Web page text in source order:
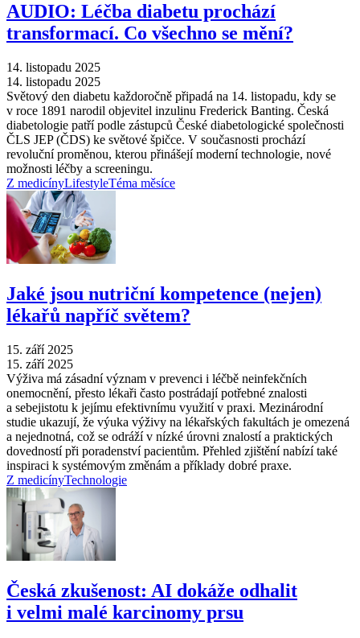
AUDIO: Léčba diabetu prochází
transformací. Co všechno se mění?
14. listopadu 2025
14. listopadu 2025
Světový den diabetu každoročně připadá na 14. listopadu, kdy se
v roce 1891 narodil objevitel inzulinu Frederick Banting. Česká
diabetologie patří podle zástupců České diabetologické společnosti
ČLS JEP (ČDS) ke světové špičce. V současnosti prochází
revoluční proměnou, kterou přinášejí moderní technologie, nové
možnosti léčby a screeningu.
Z medicínyLifestyleTéma měsíce
Jaké jsou nutriční kompetence (nejen)
lékařů napříč světem?
15. září 2025
15. září 2025
Výživa má zásadní význam v prevenci i léčbě neinfekčních
onemocnění, přesto lékaři často postrádají potřebné znalosti
a sebejistotu k jejímu efektivnímu využití v praxi. Mezinárodní
studie ukazují, že výuka výživy na lékařských fakultách je omezená
a nejednotná, což se odráží v nízké úrovni znalostí a praktických
dovedností při poradenství pacientům. Přehled zjištění nabízí také
inspiraci k systémovým změnám a příklady dobré praxe.
Z medicínyTechnologie
Česká zkušenost: AI dokáže odhalit
i velmi malé karcinomy prsu